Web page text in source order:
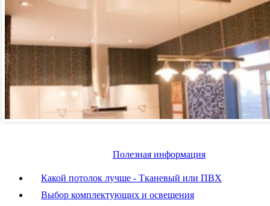
Полезная информация
Какой потолок лучше - Тканевый или ПВХ
Выбор комплектующих и освещения